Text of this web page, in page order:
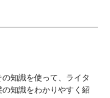
知識を使って、ライタ
知識をわかりやすく紹